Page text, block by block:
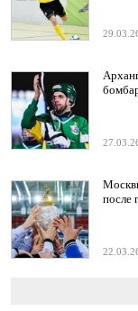
после